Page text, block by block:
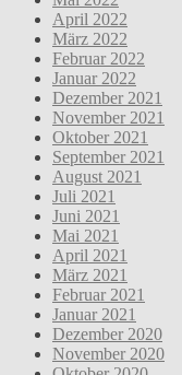
April 2022
März 2022
Februar 2022
Januar 2022
Dezember 2021
November 2021
Oktober 2021
September 2021
August 2021
Juli 2021
Juni 2021
Mai 2021
April 2021
März 2021
Februar 2021
Januar 2021
Dezember 2020
November 2020